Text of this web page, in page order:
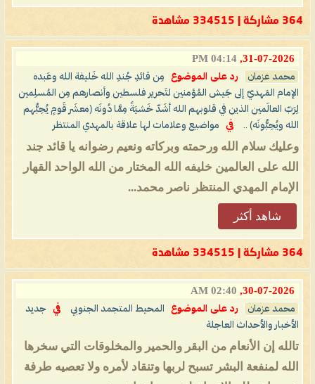
364 مشاركة | 334515 مشاهدة
31-07-2026,
04:14 PM
محمد عزمان رد على الموضوع
مِن قائدِ جُندِ الله خَليفة الله وعَبده
الإمام المَهديّ إلى جَيش المُؤمنين لتَحرير فلسطين وأنصارهم مِن المُسلِمين
لِرَبّ العالَمين الذين في قلوبهم الله أشَدّ خَشيَةً مِمَّا دُونَه (معشَر قَومٍ يُحِبُّهم
الله ويُحِبُّونَه) ..
في مواضيع وعلامات لها علاقة بالمهدي المنتظر
وعليك سلام الله ورحمته وبركاته ونعيم رضوانه يا قائد جند
الله على العالمين خليفه الله المختار من الله الواحد القهار
الإمام المهدي المنتظر ناصر محمد...
شاهد أكثر
364 مشاركة | 334515 مشاهدة
30-07-2026,
02:40 AM
محمد عزمان رد على الموضوع المحيط المتجمد الجنوبي في
جديد
الأخبار والأحداث العاجلة
تالله إن الأنعام من البقر والحمير والمخلوقات التي سخرها
الله لمنفعة البشر تسبح لربها وتنقاد لأمره ولا تعصيه طرفة